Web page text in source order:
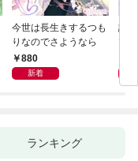
今世は長生きするつも
りなのでさようなら
880
新着
話
で
ランキング